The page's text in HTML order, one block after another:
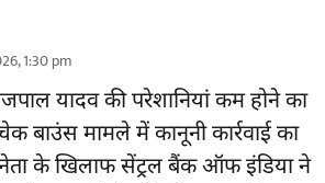
1:30 pm
यादव की परेशानियां कम होने का
बाउंस मामले में कानूनी कार्रवाई का
के खिलाफ सेंट्रल बैंक ऑफ इंडिया ने